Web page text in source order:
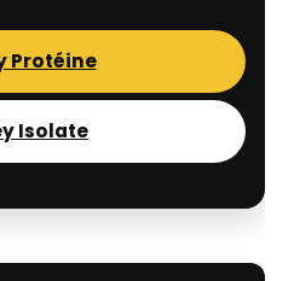
Protéine
Isolate